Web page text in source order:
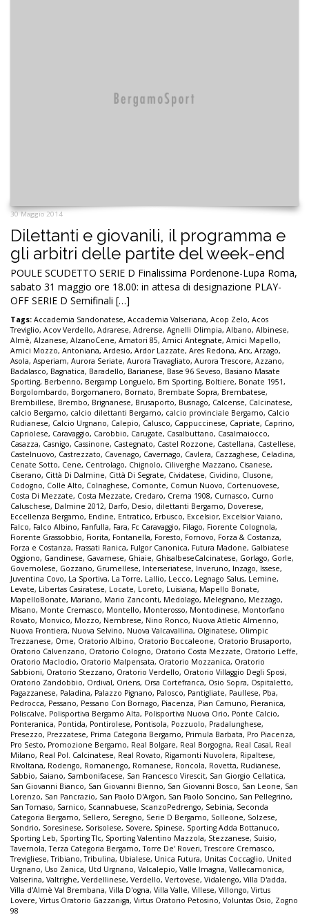
30 Maggio 2014
Dilettanti e giovanili, il programma e
gli arbitri delle partite del week-end
POULE SCUDETTO SERIE D Finalissima Pordenone-Lupa Roma,
sabato 31 maggio ore 18.00: in attesa di designazione PLAY-
OFF SERIE D Semifinali […]
Tags: Accademia Sandonatese, Accademia Valseriana, Acop Zelo, Acos
Treviglio, Acov Verdello, Adrarese, Adrense, Agnelli Olimpia, Albano, Albinese,
Almè, Alzanese, AlzanoCene, Amatori 85, Amici Antegnate, Amici Mapello,
Amici Mozzo, Antoniana, Ardesio, Ardor Lazzate, Ares Redona, Arx, Arzago,
Asola, Asperiam, Aurora Seriate, Aurora Travagliato, Aurora Trescore, Azzano,
Badalasco, Bagnatica, Baradello, Barianese, Base 96 Seveso, Basiano Masate
Sporting, Berbenno, Bergamp Longuelo, Bm Sporting, Boltiere, Bonate 1951,
Borgolombardo, Borgomanero, Bornato, Brembate Sopra, Brembatese,
Brembillese, Brembo, Brignanese, Brusaporto, Busnago, Calcense, Calcinatese,
calcio Bergamo, calcio dilettanti Bergamo, calcio provinciale Bergamo, Calcio
Rudianese, Calcio Urgnano, Calepio, Calusco, Cappuccinese, Capriate, Caprino,
Capriolese, Caravaggio, Carobbio, Carugate, Casalbuttano, Casalmaiocco,
Casazza, Casnigo, Cassinone, Castegnato, Castel Rozzone, Castellana, Castellese,
Castelnuovo, Castrezzato, Cavenago, Cavernago, Cavlera, Cazzaghese, Celadina,
Cenate Sotto, Cene, Centrolago, Chignolo, Ciliverghe Mazzano, Cisanese,
Ciserano, Città Di Dalmine, Città Di Segrate, Cividatese, Cividino, Clusone,
Codogno, Colle Alto, Colnaghese, Comonte, Comun Nuovo, Cortenuovese,
Costa Di Mezzate, Costa Mezzate, Credaro, Crema 1908, Curnasco, Curno
Caluschese, Dalmine 2012, Darfo, Desio, dilettanti Bergamo, Doverese,
Eccellenza Bergamo, Endine, Entratico, Erbusco, Excelsior, Excelsior Vaiano,
Falco, Falco Albino, Fanfulla, Fara, Fc Caravaggio, Filago, Fiorente Colognola,
Fiorente Grassobbio, Fiorita, Fontanella, Foresto, Fornovo, Forza & Costanza,
Forza e Costanza, Frassati Ranica, Fulgor Canonica, Futura Madone, Galbiatese
Oggiono, Gandinese, Gavarnese, Ghiaie, GhisalbeseCalcinatese, Gorlago, Gorle,
Governolese, Gozzano, Grumellese, Interseriatese, Inveruno, Inzago, Issese,
Juventina Covo, La Sportiva, La Torre, Lallio, Lecco, Legnago Salus, Lemine,
Levate, Libertas Casiratese, Locate, Loreto, Luisiana, Mapello Bonate,
MapelloBonate, Mariano, Mario Zanconti, Medolago, Melegnano, Mezzago,
Misano, Monte Cremasco, Montello, Monterosso, Montodinese, Montorfano
Rovato, Monvico, Mozzo, Nembrese, Nino Ronco, Nuova Atletic Almenno,
Nuova Frontiera, Nuova Selvino, Nuova Valcavallina, Olginatese, Olimpic
Trezzanese, Ome, Oratorio Albino, Oratorio Boccaleone, Oratorio Brusaporto,
Oratorio Calvenzano, Oratorio Cologno, Oratorio Costa Mezzate, Oratorio Leffe,
Oratorio Maclodio, Oratorio Malpensata, Oratorio Mozzanica, Oratorio
Sabbioni, Oratorio Stezzano, Oratorio Verdello, Oratorio Villaggio Degli Sposi,
Oratorio Zandobbio, Ordival, Oriens, Orsa Cortefranca, Osio Sopra, Ospitaletto,
Pagazzanese, Paladina, Palazzo Pignano, Palosco, Pantigliate, Paullese, Pba,
Pedrocca, Pessano, Pessano Con Bornago, Piacenza, Pian Camuno, Pieranica,
Poliscalve, Polisportiva Bergamo Alta, Polisportiva Nuova Orio, Ponte Calcio,
Ponteranica, Pontida, Pontirolese, Pontisola, Pozzuolo, Pradalunghese,
Presezzo, Prezzatese, Prima Categoria Bergamo, Primula Barbata, Pro Piacenza,
Pro Sesto, Promozione Bergamo, Real Bolgare, Real Borgogna, Real Casal, Real
Milano, Real Pol. Calcinatese, Real Rovato, Rigamonti Nuvolera, Ripaltese,
Rivoltana, Rodengo, Romanengo, Romanese, Roncola, Rovetta, Rudianese,
Sabbio, Saiano, Sambonifacese, San Francesco Virescit, San Giorgio Cellatica,
San Giovanni Bianco, San Giovanni Bienno, San Giovanni Bosco, San Leone, San
Lorenzo, San Pancrazio, San Paolo D'Argon, San Paolo Soncino, San Pellegrino,
San Tomaso, Sarnico, Scannabuese, ScanzoPedrengo, Sebinia, Seconda
Categoria Bergamo, Sellero, Seregno, Serie D Bergamo, Solleone, Solzese,
Sondrio, Soresinese, Sorisolese, Sovere, Spinese, Sporting Adda Bottanuco,
Sporting Leb, Sporting Tlc, Sporting Valentino Mazzola, Stezzanese, Suisio,
Tavernola,Terza Categoria Bergamo,Torre De' Roveri,Trescore Cremasco,
Trevigliese,Tribiano,Tribulina, Ubialese, Unica Futura, Unitas Coccaglio, United
Urgnano, Uso Zanica, Utd Urgnano, Valcalepio, Valle Imagna, Vallecamonica,
Valserina, Valtrighe, Verdellinese, Verdello, Vertovese, Vidalengo, Villa D'adda,
Villa d'Almè Val Brembana, Villa D'ogna, Villa Valle, Villese, Villongo, Virtus
Lovere, Virtus Oratorio Gazzaniga, Virtus Oratorio Petosino, Voluntas Osio, Zogno
98